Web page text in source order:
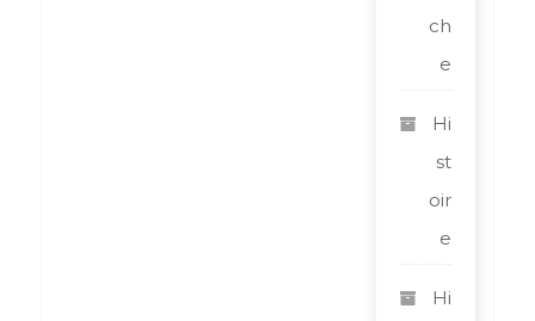
ch
e
Hi
st
oir
e
Hi